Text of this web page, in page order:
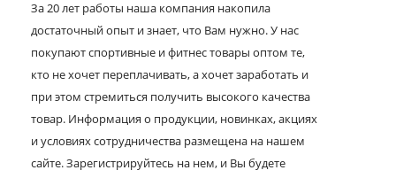
За 20 лет работы наша компания накопила
достаточный опыт и знает, что Вам нужно. У нас
покупают спортивные и фитнес товары оптом те,
кто не хочет переплачивать, а хочет заработать и
при этом стремиться получить высокого качества
товар. Информация о продукции, новинках, акциях
и условиях сотрудничества размещена на нашем
сайте. Зарегистрируйтесь на нем, и Вы будете